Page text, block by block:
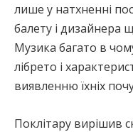
лише у натхненні
балету і
Музика багато в
лібрето і
виявленню їхніх
Поклітару вирішив